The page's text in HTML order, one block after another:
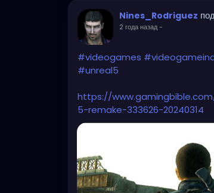
Nines_Rodriguez
2 года назад-
#videogames
#unreal5
https://
5-remake-333626-20240314